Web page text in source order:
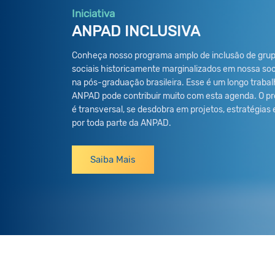
Iniciativa
ANPAD INCLUSIVA
Conheça nosso programa amplo de inclusão de
sociais historicamente marginalizados em nossa
na pós-graduação brasileira. Esse é um longo
ANPAD pode contribuir muito com esta agenda. O
é transversal, se desdobra em projetos, estratégias
por toda parte da ANPAD.
Saiba Mais